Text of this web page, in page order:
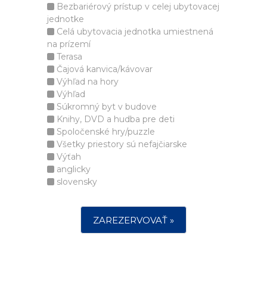
Bezbariérový prístup v celej ubytovacej
jednotke
Celá ubytovacia jednotka umiestnená
na prízemí
Terasa
Čajová kanvica/kávovar
Výhľad na hory
Výhľad
Súkromný byt v budove
Knihy, DVD a hudba pre deti
Spoločenské hry/puzzle
Všetky priestory sú nefajčiarske
Výťah
anglicky
slovensky
ZAREZERVOVAŤ »